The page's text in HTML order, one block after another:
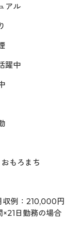
アル
躍中
もろまち
収例：210,000
日勤務の場合